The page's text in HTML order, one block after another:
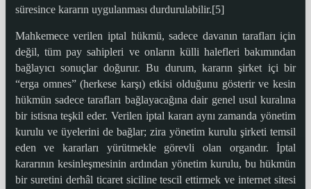
süresince kararın uygulanması durdurulabilir.[5]
Mahkemece verilen iptal hükmü, sadece davanın tarafları için
değil, tüm pay sahipleri ve onların külli halefleri bakımından
bağlayıcı sonuçlar doğurur. Bu durum, kararın şirket içi bir
“erga omnes” (herkese karşı) etkisi olduğunu gösterir ve kesin
hükmün sadece tarafları bağlayacağına dair genel usul kuralına
bir istisna teşkil eder. Verilen iptal kararı aynı zamanda yönetim
kurulu ve üyelerini de bağlar; zira yönetim kurulu şirketi temsil
eden ve kararları yürütmekle görevli olan organdır. İptal
kararının kesinleşmesinin ardından yönetim kurulu, bu hükmün
bir suretini derhâl ticaret siciline tescil ettirmek ve internet sitesi